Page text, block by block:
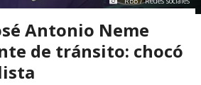
Antonio Neme
de tránsito: chocó